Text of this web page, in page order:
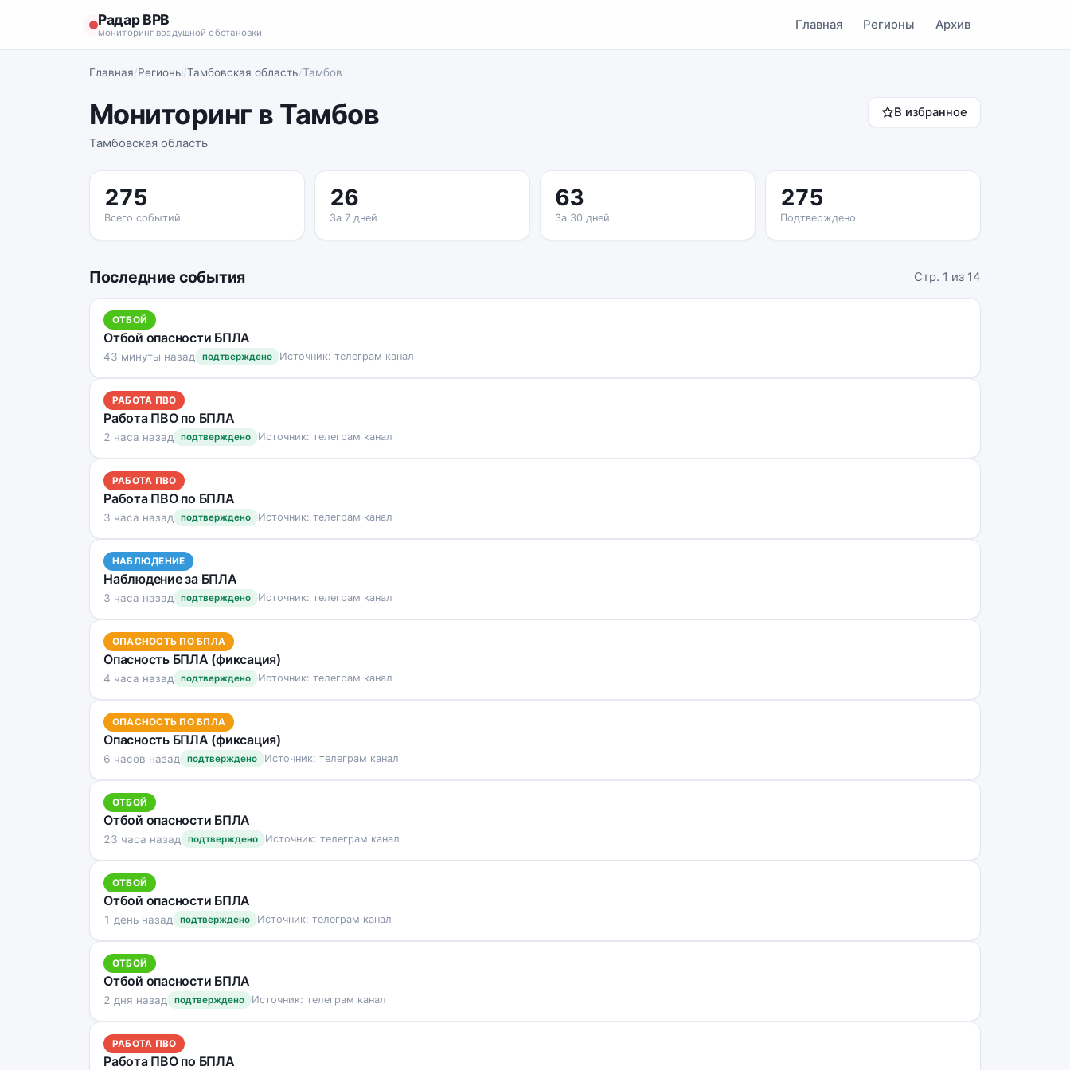
Радар ВРВ
мониторинг воздушной обстановки
Главная Регионы Архив
Главная/Регионы/Тамбовская область/Тамбов
Мониторинг в Тамбов
Тамбовская область
В избранное
275
Всего событий
26
За 7 дней
63
За 30 дней
275
Подтверждено
Последние события Стр. 1 из 14
ОТБОЙ
Отбой опасности БПЛА
43 минуты назад подтверждено Источник: телеграм канал
РАБОТА ПВО
Работа ПВО по БПЛА
2 часа назад подтверждено Источник: телеграм канал
РАБОТА ПВО
Работа ПВО по БПЛА
3 часа назад подтверждено Источник: телеграм канал
НАБЛЮДЕНИЕ
Наблюдение за БПЛА
3 часа назад подтверждено Источник: телеграм канал
ОПАСНОСТЬ ПО БПЛА
Опасность БПЛА (фиксация)
4 часа назад подтверждено Источник: телеграм канал
ОПАСНОСТЬ ПО БПЛА
Опасность БПЛА (фиксация)
6 часов назад подтверждено Источник: телеграм канал
ОТБОЙ
Отбой опасности БПЛА
23 часа назад подтверждено Источник: телеграм канал
ОТБОЙ
Отбой опасности БПЛА
1 день назад подтверждено Источник: телеграм канал
ОТБОЙ
Отбой опасности БПЛА
2 дня назад подтверждено Источник: телеграм канал
РАБОТА ПВО
Работа ПВО по БПЛА